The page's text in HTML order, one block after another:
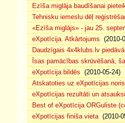
Ezīša miglāja baudīšanai
Tehnisku iemeslu dēļ
«Ezīša miglājs» - jau 25.
eXpotīcija. Atkārtojums (2010-
Daudzīgais 4x4klubs.lv
Īsas pamācības skrūvēšanā,
eXpotīcija bildēs (2010-05-24)
Atskatoties uz eXpotīcijas
eXpotīcijas rezultāti un
Best of eXpotīcija ORGuliste
eXpotīcijas finiša vieta(2010-